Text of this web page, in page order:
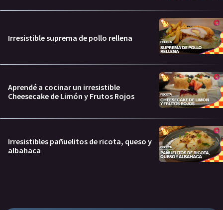
Irresistible suprema de pollo rellena
Aprendé a cocinar un irresistible
Cheesecake de Limón y Frutos Rojos
Irresistibles pañuelitos de ricota, queso y
albahaca